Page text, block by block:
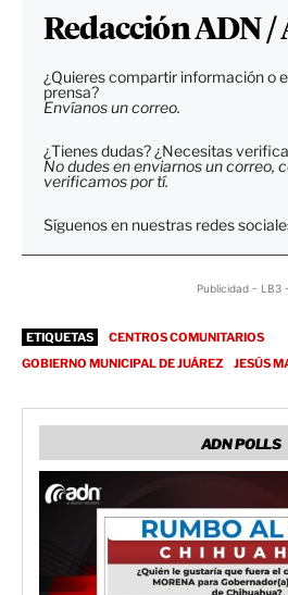
Redacción ADN /
¿Quieres compartir información o
prensa?
Envíanos un correo.
¿Tienes dudas? ¿Necesitas
No dudes en enviarnos un correo,
verificamos por tí.
Síguenos en nuestras redes
Publicidad - LB3 -
ETIQUETAS
CENTROS COMUNITARIOS
GOBIERNO MUNICIPAL DE JUÁREZ
JESÚS
ADN POLLS